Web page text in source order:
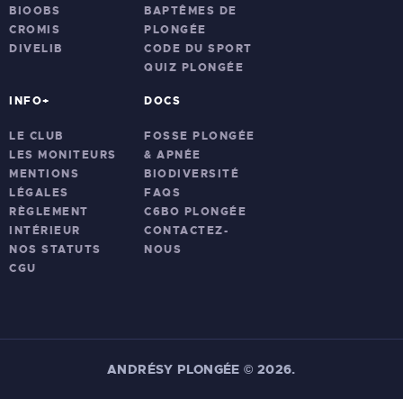
BIOOBS
CROMIS
DIVELIB
BAPTÊMES DE
PLONGÉE
CODE DU SPORT
QUIZ PLONGÉE
INFO+
LE CLUB
LES MONITEURS
MENTIONS
LÉGALES
RÈGLEMENT
INTÉRIEUR
NOS STATUTS
CGU
DOCS
FOSSE PLONGÉE
& APNÉE
BIODIVERSITÉ
FAQS
C6BO PLONGÉE
CONTACTEZ-
NOUS
ANDRÉSY PLONGÉE © 2026.